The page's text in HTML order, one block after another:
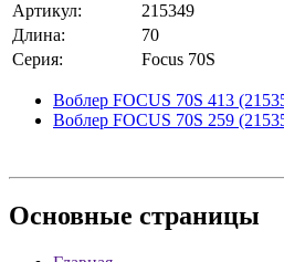
Артикул:
215349
Длина:
70
Серия:
Focus 70S
Воблер FOCUS 70S 413
Воблер FOCUS 70S 259
Основные страницы